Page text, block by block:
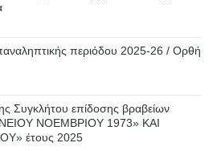
περιόδου 2025-26 / Ορθή
Συγκλήτου επίδοσης βραβείων
ΝΟΕΜΒΡΙΟΥ 1973» ΚΑΙ
έτους 2025